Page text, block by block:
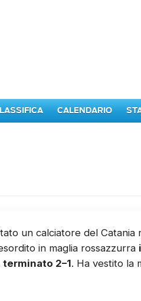
CALENDARIO
un calciatore del Catania
in maglia rossazzurra
terminato 2–1. Ha vestito la